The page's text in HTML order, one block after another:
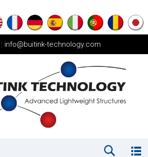
| info@buitink-technology.com